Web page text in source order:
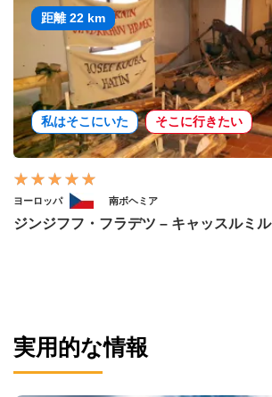
距離 22 km
私はそこにいた そこに行きたい
ヨーロッパ 南ボヘミア
ジンジフフ・フラデツ – キャッスルミル
実用的な情報